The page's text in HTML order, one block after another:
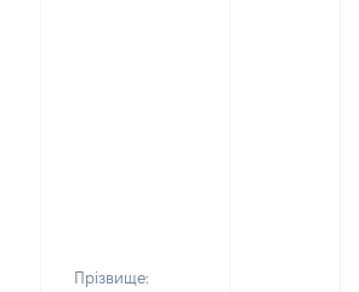
Прізвище: